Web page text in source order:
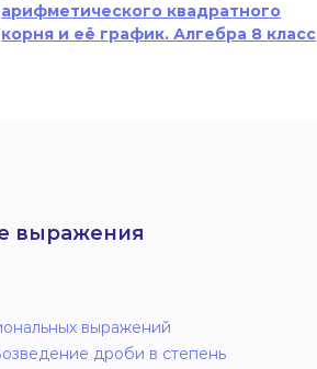
арифметического квадратного
корня и её график. Алгебра 8 класс
выражения
выражений
дроби в степень